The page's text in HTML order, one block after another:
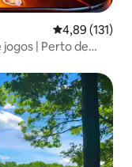
4,89 de uma
4,89 (131)
jogos | Perto de